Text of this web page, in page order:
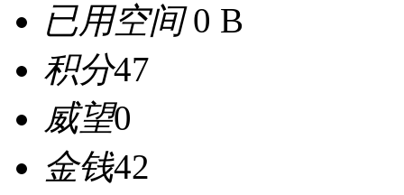
已用空间0 B
积分47
威望0
金钱42